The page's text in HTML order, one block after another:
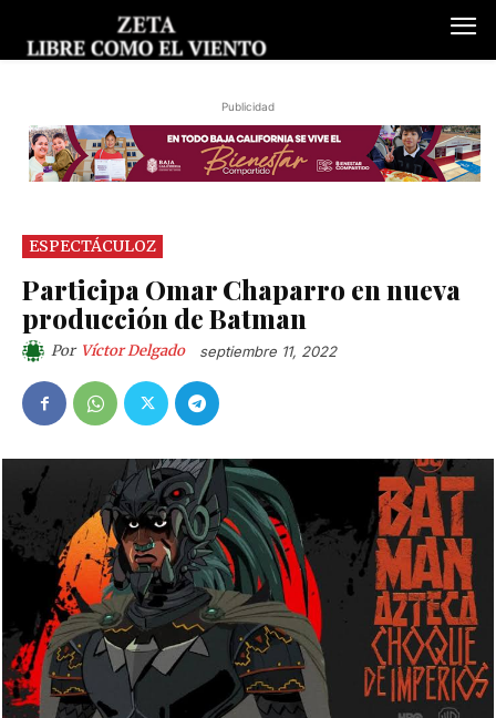
Publicidad
ESPECTÁCULOZ
Participa Omar Chaparro en nueva
producción de Batman
Por Víctor Delgado septiembre 11, 2022